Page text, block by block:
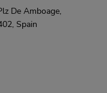
De Amboage,
Spain